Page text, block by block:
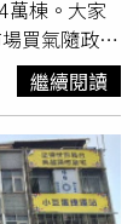
收達182億
年EPS為
業，今年1月
華固一莊」
年將啟動銷
信義區松德
3個案子完
元，現在還
萬棟。大家
買氣隨政策
在高房價、
潮」。稅制
繼承移轉達
承量創新高
有高額免稅
土地增值稅
繼續閱讀